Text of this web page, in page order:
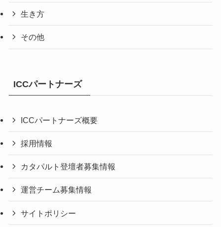
生き方
その他
ICCパートナーズ
ICCパートナーズ概要
採用情報
カタパルト登壇者募集情報
運営チーム募集情報
サイトポリシー